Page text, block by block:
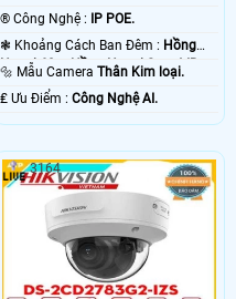
®️ Công Nghệ :
IP POE.
❃ Khoảng Cách Ban Đêm : Hồng
Ngoại 60m Hồng Ngoại Smart IR.
🔩 Mẫu CameraThân Kim loại.
️₤ Ưu Điểm :Công Nghệ AI.
3164